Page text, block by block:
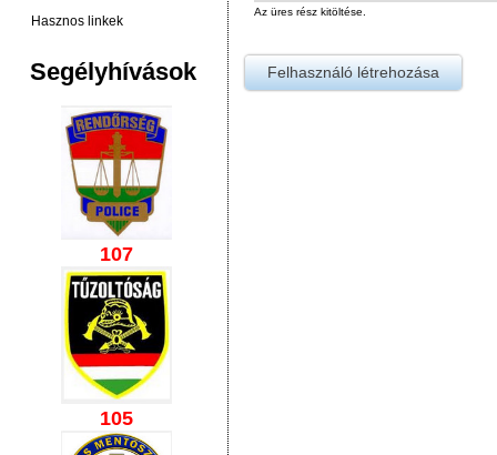
Hasznos linkek
Segélyhívások
107
105
Az üres rész kitöltése.